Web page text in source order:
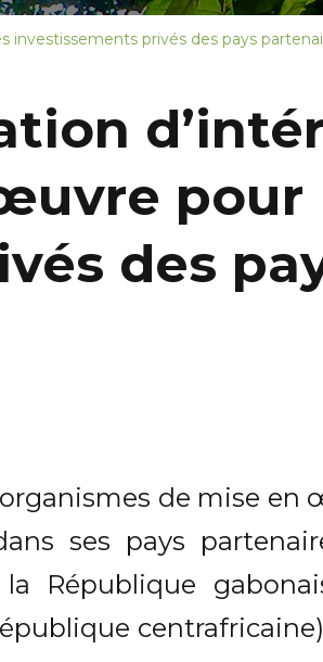
investissements privés des pays
pour
des
de mise en
ses pays
République